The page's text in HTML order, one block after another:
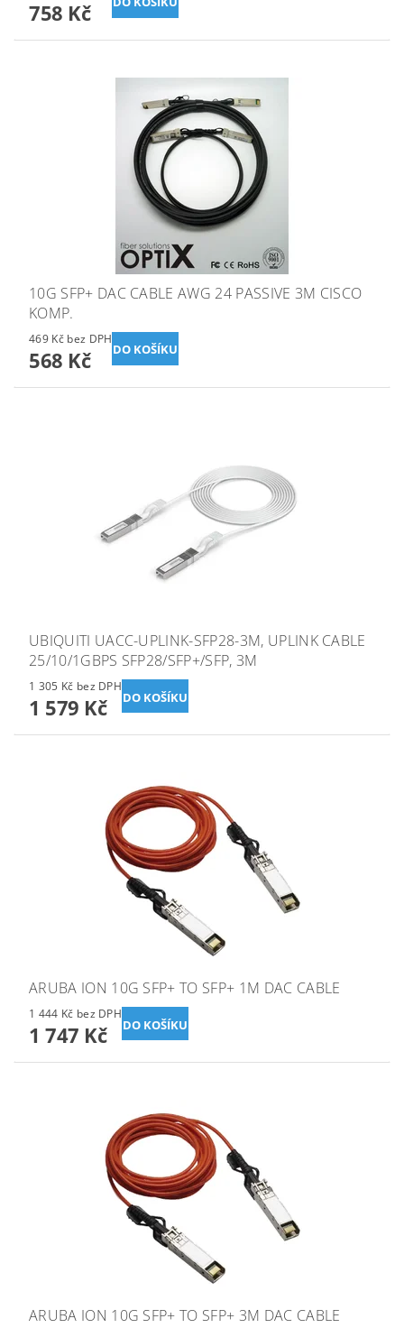
758 Kč
10G SFP+ DAC CABLE AWG 24 PASSIVE 3M CISCO
KOMP.
469 Kč bez DPH
568 Kč
UBIQUITI UACC-UPLINK-SFP28-3M, UPLINK CABLE
25/10/1GBPS SFP28/SFP+/SFP, 3M
1 305 Kč bez DPH
1 579 Kč
ARUBA ION 10G SFP+ TO SFP+ 1M DAC CABLE
1 444 Kč bez DPH
1 747 Kč
ARUBA ION 10G SFP+ TO SFP+ 3M DAC CABLE